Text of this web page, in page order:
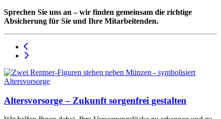
Sprechen Sie uns an – wir finden gemeinsam die richtige
Absicherung für Sie und Ihre Mitarbeitenden.
Altersvorsorge – Zukunft sorgenfrei gestalten